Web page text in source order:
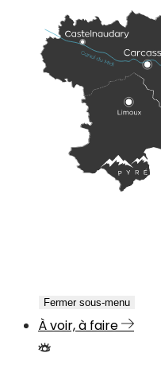
Fermer sous-menu
À voir, à faire